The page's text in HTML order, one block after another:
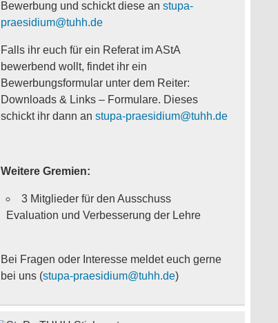
Bewerbung und schickt diese anstupa-
praesidium@tuhh.de
Falls ihr euch für ein Referat im AStA
bewerbend wollt, findet ihr ein
Bewerbungsformular unter dem Reiter:
Downloads & Links – Formulare. Dieses
schickt ihr dann anstupa-praesidium@tuhh.de
Weitere Gremien:
3 Mitglieder für den Ausschuss
Evaluation und Verbesserung der Lehre
Bei Fragen oder Interesse meldet euch gerne
bei uns (stupa-praesidium@tuhh.de)